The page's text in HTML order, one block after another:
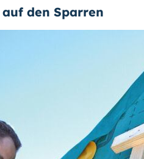
den Sparren